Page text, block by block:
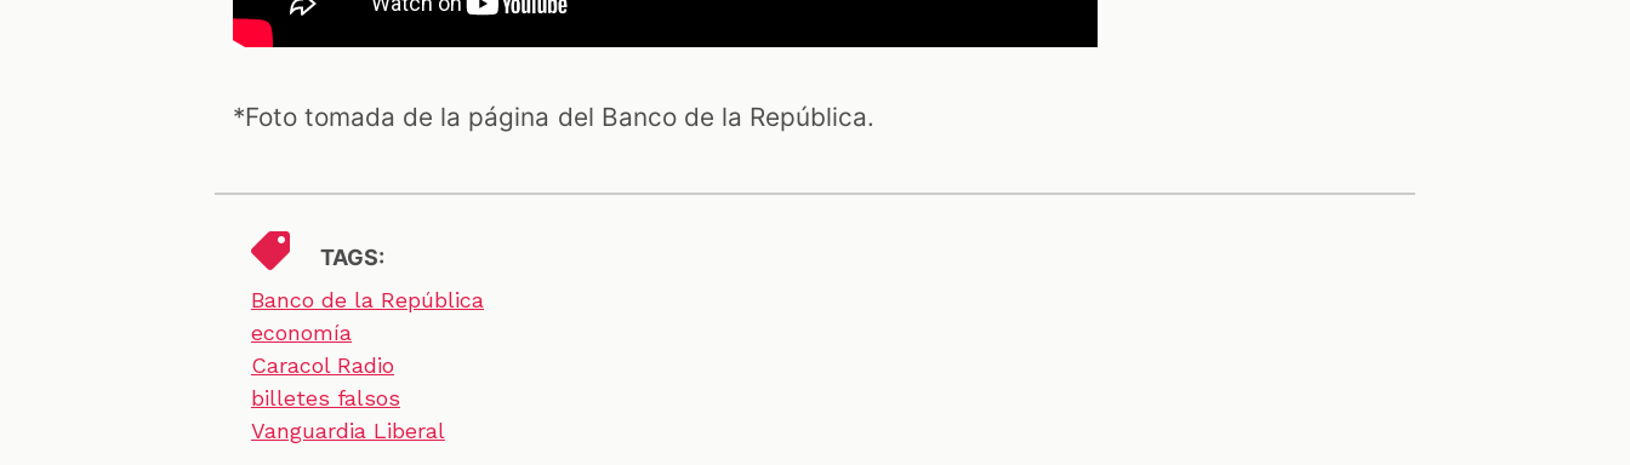
*Foto tomada de la página del Banco de la República.
TAGS:
Banco de la República
economía
Caracol Radio
billetes falsos
Vanguardia Liberal